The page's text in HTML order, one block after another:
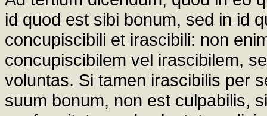
id quod est sibi bonum, sed in id
concupiscibili et irascibili: non
concupiscibilem vel irascibilem,
voluntas. Si tamen irascibilis per
suum bonum, non est culpabilis,